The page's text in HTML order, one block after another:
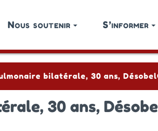
Nous soutenir S’informer
bilatérale, 30 ans,
30 ans,